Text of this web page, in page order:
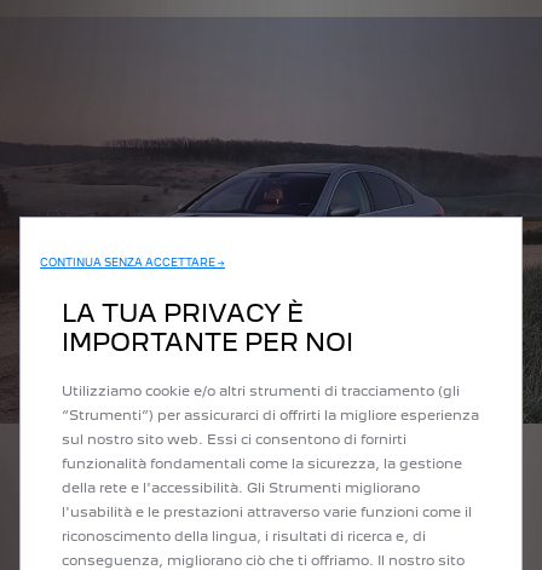
Il mio account Instagram
CONTINUA SENZA ACCETTARE →
LA TUA PRIVACY È
IMPORTANTE PER NOI
Utilizziamo cookie e/o altri strumenti di tracciamento (gli
“Strumenti”) per assicurarci di offrirti la migliore esperienza
sul nostro sito web. Essi ci consentono di fornirti
funzionalità fondamentali come la sicurezza, la gestione
della rete e l'accessibilità. Gli Strumenti migliorano
l'usabilità e le prestazioni attraverso varie funzioni come il
riconoscimento della lingua, i risultati di ricerca e, di
conseguenza, migliorano ciò che ti offriamo. Il nostro sito